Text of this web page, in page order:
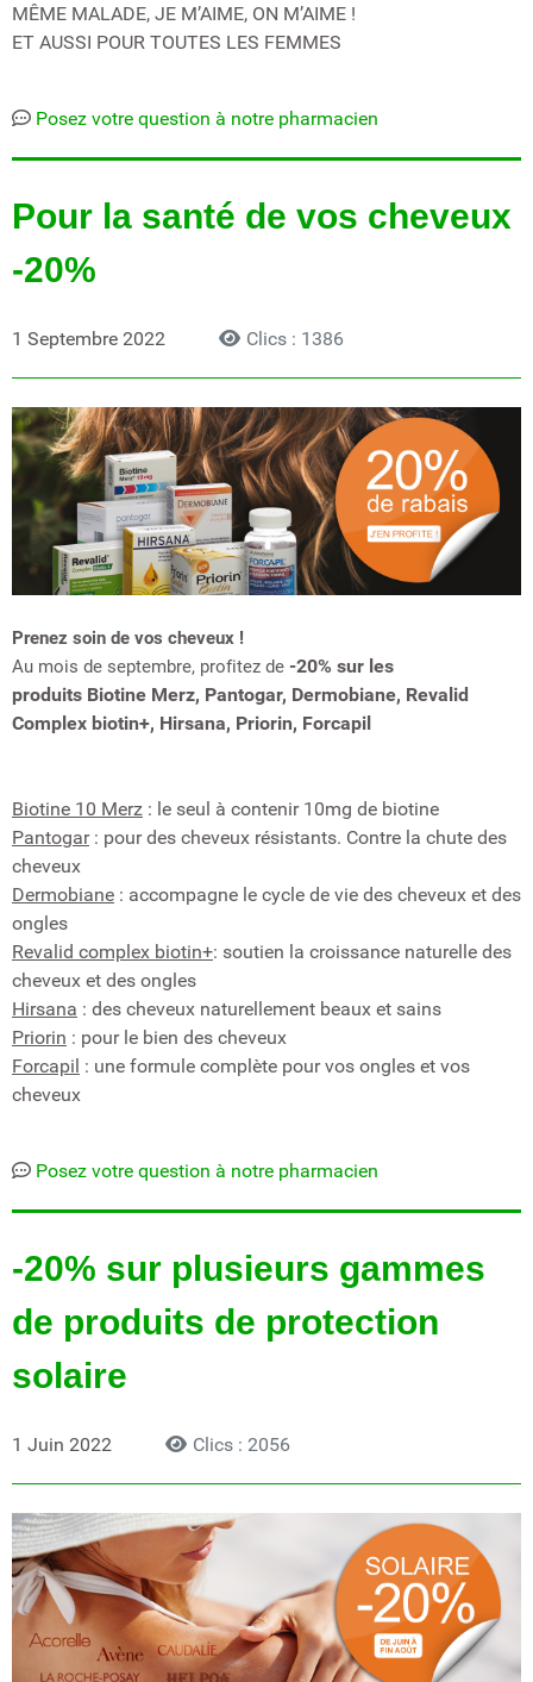
MÊME MALADE, JE M’AIME, ON M’AIME !
ET AUSSI POUR TOUTES LES FEMMES
Posez votre question à notre pharmacien
Pour la santé de vos cheveux
-20%
1 Septembre 2022 Clics : 1386
Prenez soin de vos cheveux !
Au mois de septembre, profitez de -20% sur les
produits Biotine Merz, Pantogar, Dermobiane, Revalid
Complex biotin+, Hirsana, Priorin, Forcapil
Biotine 10 Merz : le seul à contenir 10mg de biotine
Pantogar: pour des cheveux résistants. Contre la chute des
cheveux
Dermobiane : accompagne le cycle de vie des cheveux et des
ongles
Revalid complex biotin+: soutien la croissance naturelle des
cheveux et des ongles
Hirsana : des cheveux naturellement beaux et sains
Priorin : pour le bien des cheveux
Forcapil : une formule complète pour vos ongles et vos
cheveux
Posez votre question à notre pharmacien
-20% sur plusieurs gammes
de produits de protection
solaire
1 Juin 2022 Clics : 2056